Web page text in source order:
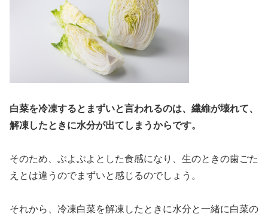
白菜を冷凍するとまずいと言われるのは、繊維が壊れて、
解凍したときに水分が出てしまうからです。
そのため、ぶよぶよとした食感になり、生のときの歯ごた
えとは違うのでまずいと感じるのでしょう。
それから、冷凍白菜を解凍したときに水分と一緒に白菜の